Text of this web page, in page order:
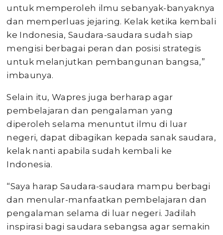
untuk memperoleh ilmu sebanyak-banyaknya
dan memperluas jejaring. Kelak ketika kembali
ke Indonesia, Saudara-saudara sudah siap
mengisi berbagai peran dan posisi strategis
untuk melanjutkan pembangunan bangsa,”
imbaunya.
Selain itu, Wapres juga berharap agar
pembelajaran dan pengalaman yang
diperoleh selama menuntut ilmu di luar
negeri, dapat dibagikan kepada sanak saudara,
kelak nanti apabila sudah kembali ke
Indonesia.
“Saya harap Saudara-saudara mampu berbagi
dan menular-manfaatkan pembelajaran dan
pengalaman selama di luar negeri. Jadilah
inspirasi bagi saudara sebangsa agar semakin